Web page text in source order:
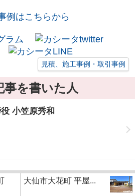
例はこちらから
見積、施工事例・取引事例
事を書いた人
小笠原秀和
大仙市大花町 平屋...